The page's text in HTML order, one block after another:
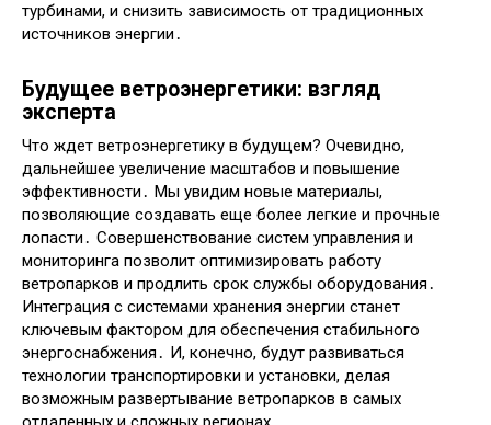
турбинами, и снизить зависимость от традиционных
источников энергии․
Будущее ветроэнергетики: взгляд
эксперта
Что ждет ветроэнергетику в будущем? Очевидно,
дальнейшее увеличение масштабов и повышение
эффективности․ Мы увидим новые материалы,
позволяющие создавать еще более легкие и прочные
лопасти․ Совершенствование систем управления и
мониторинга позволит оптимизировать работу
ветропарков и продлить срок службы оборудования․
Интеграция с системами хранения энергии станет
ключевым фактором для обеспечения стабильного
энергоснабжения․ И, конечно, будут развиваться
технологии транспортировки и установки, делая
возможным развертывание ветропарков в самых